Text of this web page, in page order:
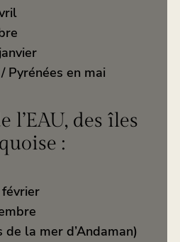
Pyrénées en mai
l’EAU, des îles
:
la mer d’Andaman)